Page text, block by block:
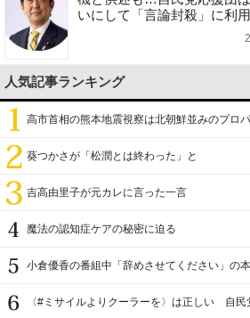
いにして「言論封殺」に利用
人気記事ランキング
高市首相の熊本地震視察は北朝鮮並みのプロパ
葵つかさが「松潤とは終わった」と
吉高由里子が元カレに言った一言
魔法の認知症ケアの秘密に迫る
小倉優香の番組中「辞めさせてください」の
〈#ミサイルよりクーラーを〉は正しい 自民